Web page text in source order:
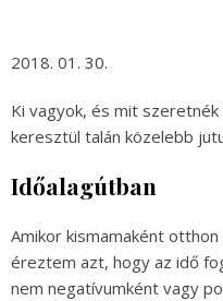
2018. 01. 30.
Ki vagyok, és mit szeretnék
keresztül talán közelebb
Időalagútban
Amikor kismamaként
éreztem azt, hogy az idő
nem negatívumként vagy